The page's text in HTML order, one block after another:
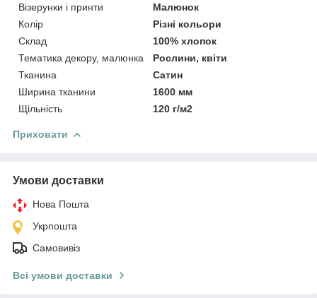
Візерунки і принти
Малюнок
Колір
Різні кольори
Склад
100% хлопок
Тематика декору, малюнка
Рослини, квіти
Тканина
Сатин
Ширина тканини
1600 мм
Щільність
120 г/м2
Приховати
Умови доставки
Нова Пошта
Укрпошта
Самовивіз
Всі умови доставки